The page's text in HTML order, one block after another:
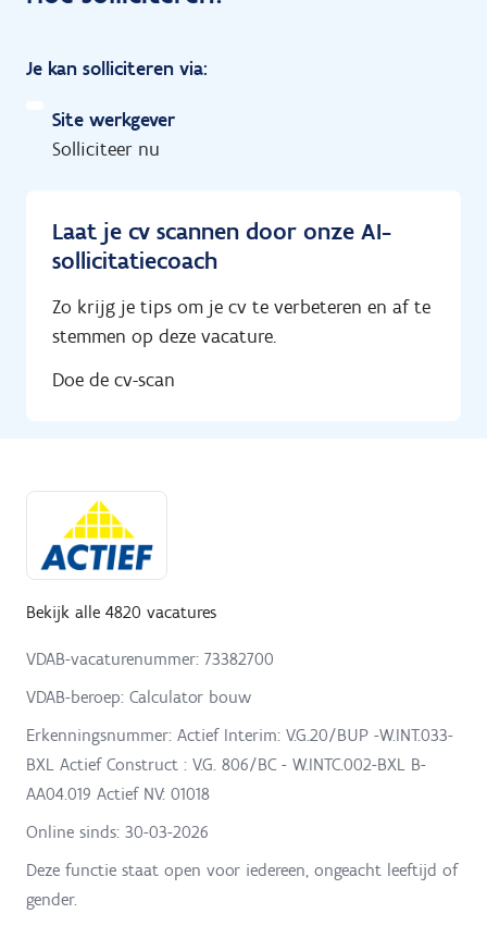
Je kan solliciteren via:
Site werkgever
Solliciteer nu
Laat je cv scannen door onze AI-
sollicitatiecoach
Zo krijg je tips om je cv te verbeteren en af te
stemmen op deze vacature.
Doe de cv-scan
Bekijk alle 4820 vacatures
VDAB-vacaturenummer: 73382700
VDAB-beroep: Calculator bouw
Erkenningsnummer: Actief Interim: V.G.20/BUP -W.INT.033-
BXL Actief Construct : V.G. 806/BC - W.INTC.002-BXL B-
AA04.019 Actief NV: 01018
Online sinds: 30-03-2026
Deze functie staat open voor iedereen, ongeacht leeftijd of
gender.